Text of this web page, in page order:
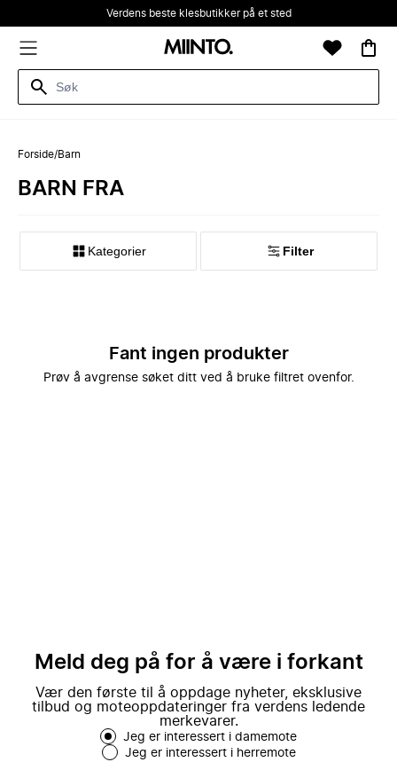
Verdens beste klesbutikker på et sted
Forside/Barn
BARN FRA
Kategorier Filter
Fant ingen produkter
Prøv å avgrense søket ditt ved å bruke filtret ovenfor.
Meld deg på for å være i forkant
Vær den første til å oppdage nyheter, eksklusive
tilbud og moteoppdateringer fra verdens ledende
merkevarer.
Jeg er interessert i damemote
Jeg er interessert i herremote